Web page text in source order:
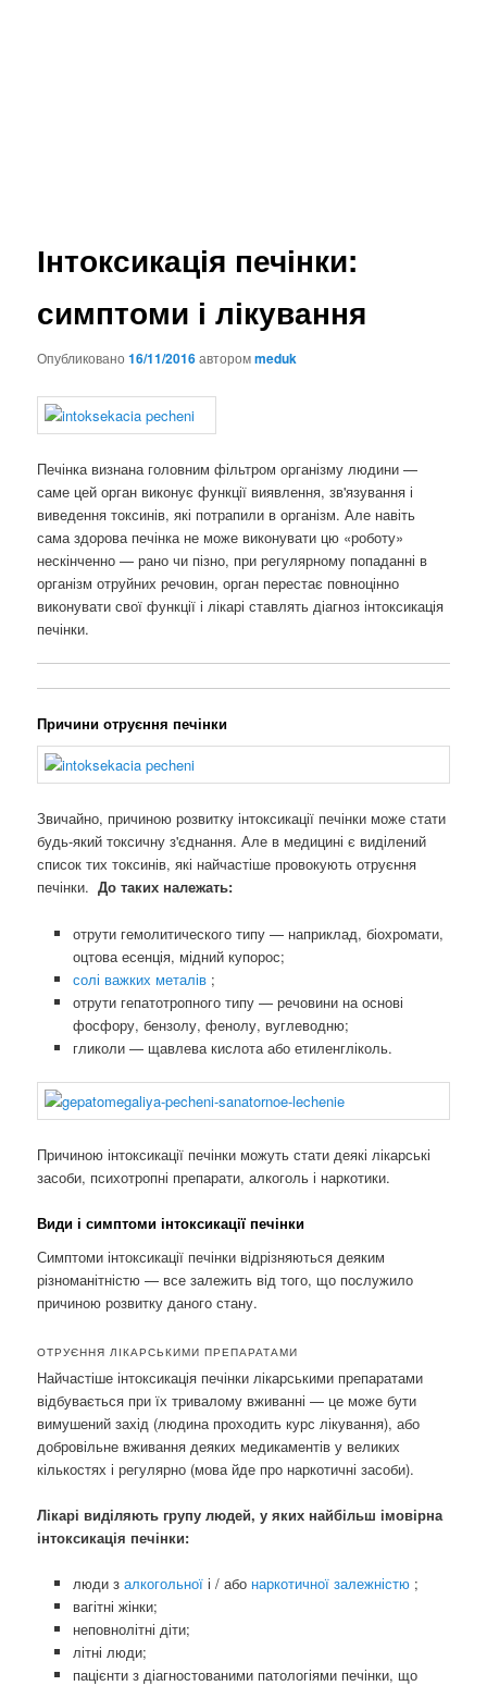
Інтоксикація печінки:
симптоми і лікування
Опубликовано16/11/2016авторомmeduk
Печінка визнана головним фільтром організму людини —
саме цей орган виконує функції виявлення, зв'язування і
виведення токсинів, які потрапили в організм. Але навіть
сама здорова печінка не може виконувати цю «роботу»
нескінченно — рано чи пізно, при регулярному попаданні в
організм отруйних речовин, орган перестає повноцінно
виконувати свої функції і лікарі ставлять діагноз інтоксикація
печінки.
Причини отруєння печінки
Звичайно, причиною розвитку інтоксикації печінки може стати
будь-який токсичну з'єднання. Але в медицині є виділений
список тих токсинів, які найчастіше провокують отруєння
печінки. До таких належать:
отрути гемолитического типу — наприклад, біохромати,
оцтова есенція, мідний купорос;
солі важких металів ;
отрути гепатотропного типу — речовини на основі
фосфору, бензолу, фенолу, вуглеводню;
гликоли — щавлева кислота або етиленгліколь.
Причиною інтоксикації печінки можуть стати деякі лікарські
засоби, психотропні препарати, алкоголь і наркотики.
Види і симптоми інтоксикації печінки
Симптоми інтоксикації печінки відрізняються деяким
різноманітністю — все залежить від того, що послужило
причиною розвитку даного стану.
ОТРУЄННЯ ЛІКАРСЬКИМИ ПРЕПАРАТАМИ
Найчастіше інтоксикація печінки лікарськими препаратами
відбувається при їх тривалому вживанні — це може бути
вимушений захід (людина проходить курс лікування), або
добровільне вживання деяких медикаментів у великих
кількостях і регулярно (мова йде про наркотичні засоби).
Лікарі виділяють групу людей, у яких найбільш імовірна
інтоксикація печінки:
люди з алкогольної і / або наркотичної залежністю ;
вагітні жінки;
неповнолітні діти;
літні люди;
пацієнти з діагностованими патологіями печінки, що